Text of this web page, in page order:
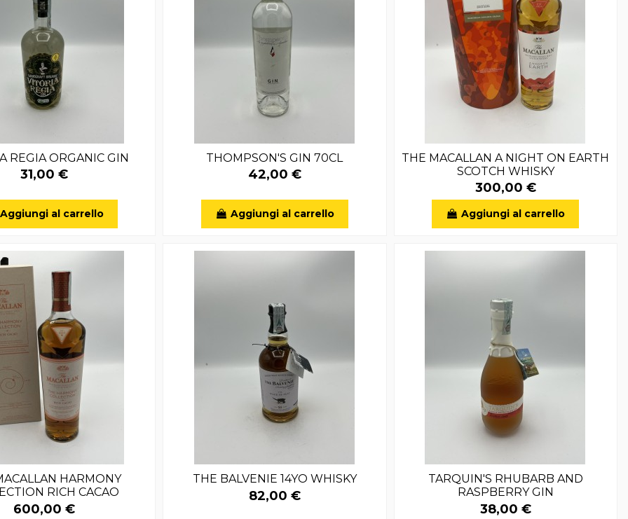
REGIA ORGANIC GIN
31,00 €
Aggiungi al carrello
THOMPSON'S GIN 70CL
42,00 €
Aggiungi al carrello
THE MACALLAN A NIGHT ON EARTH
SCOTCH WHISKY
300,00 €
Aggiungi al carrello
HARMONY
RICH CACAO
600,00 €
THE BALVENIE 14YO WHISKY
82,00 €
TARQUIN'S RHUBARB AND
RASPBERRY GIN
38,00 €